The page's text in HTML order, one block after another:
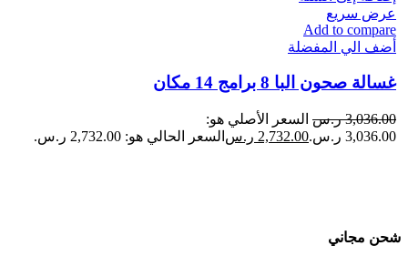
عرض سريع
Add to compare
أضف الي المفضلة
غسالة صحون البا 8 برامج 14 مكان
3,036.00 ر.س السعر الأصلي هو:
3,036.00 ر.س.
2,732.00 ر.س السعر الحالي هو: 2,732.00 ر.س.
شحن مجاني